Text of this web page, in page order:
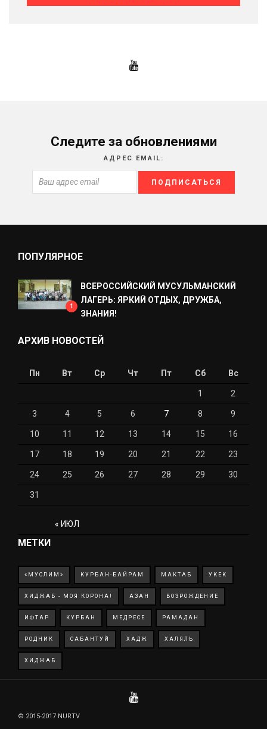
Следите за обновлениями
АДРЕС EMAIL:
ПОПУЛЯРНОЕ
1
ВСЕРОССИЙСКИЙ МУСУЛЬМАНСКИЙ
ЛАГЕРЬ: ЯРКИЙ ОТДЫХ, ДРУЖБА,
ЗНАНИЯ!
АРХИВ НОВОСТЕЙ
Пн Вт Ср Чт Пт Сб Вс
« ИЮЛ
1 2
3 4 5 6 7 8 9
10 11 12 13 14 15 16
17 18 19 20 21 22 23
24 25 26 27 28 29 30
31
МЕТКИ
«МУСЛИМ» КУРБАН-БАЙРАМ МАКТАБ УКЕК
ХИДЖАБ - МОЯ КОРОНА! АЗАН ВОЗРОЖДЕНИЕ
ИФТАР КУРБАН МЕДРЕСЕ РАМАДАН
РОДНИК САБАНТУЙ ХАДЖ ХАЛЯЛЬ
ХИДЖАБ
© 2015-2017 NURTV